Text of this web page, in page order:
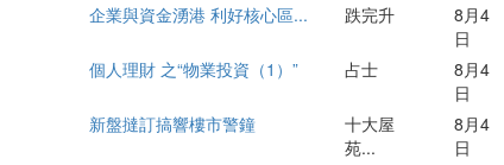
企業與資金湧港 利好核心區...
跌完升
8月4
日
個人理財 之“物業投資（1）”
占士
8月4
日
新盤撻訂搞響樓市警鐘
十大屋
苑...
8月4
日